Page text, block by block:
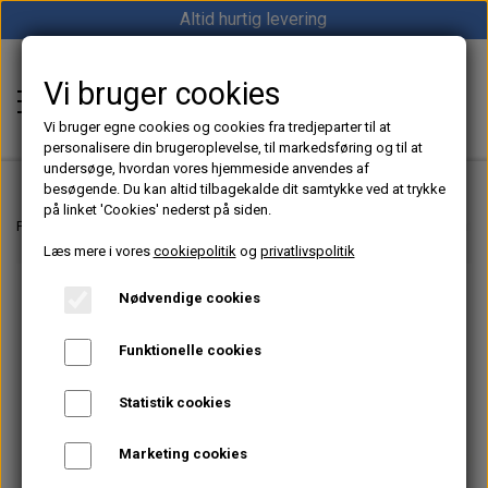
Altid hurtig levering
Shop12volt
Hjem
Autoterm dieselfyr
1852 Diesel Bådvarmer
Strøm
Vind/Sol
Forside
Vi bruger cookies
Vi bruger egne cookies og cookies fra tredjeparter til at
personalisere din brugeroplevelse, til markedsføring og til at
undersøge, hvordan vores hjemmeside anvendes af
besøgende. Du kan altid tilbagekalde dit samtykke ved at trykke
på linket 'Cookies' nederst på siden.
Læs mere i vores cookiepolitikog privatlivspolitik
Nødvendige cookies
Funktionelle cookies
Statistik cookies
Marketing cookies